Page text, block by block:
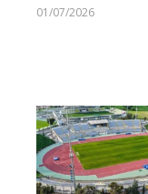
01/07/2026